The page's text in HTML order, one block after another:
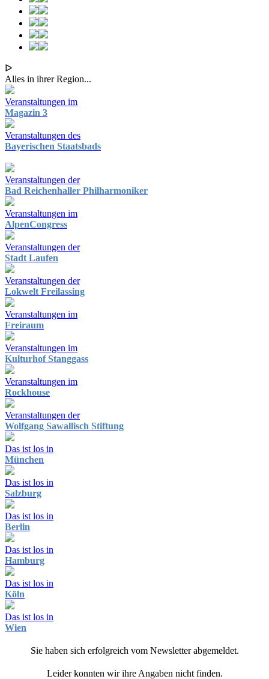
ᐅ
Alles in ihrer Region...
Veranstaltungen im
Magazin 3
Veranstaltungen des
Bayerischen Staatsbads
Veranstaltungen der
Bad Reichenhaller Philharmoniker
Veranstaltungen im
AlpenCongress
Veranstaltungen der
Stadt Laufen
Veranstaltungen der
Lokwelt Freilassing
Veranstaltungen im
Freiraum
Veranstaltungen im
Kulturhof Stanggass
Veranstaltungen im
Rockhouse
Veranstaltungen der
Wolfgang Sawallisch Stiftung
Das ist los in
München
Das ist los in
Salzburg
Das ist los in
Berlin
Das ist los in
Hamburg
Das ist los in
Köln
Das ist los in
Wien
Sie haben sich erfolgreich vom Newsletter abgemeldet.
Leider konnten wir ihre Angaben nicht finden.